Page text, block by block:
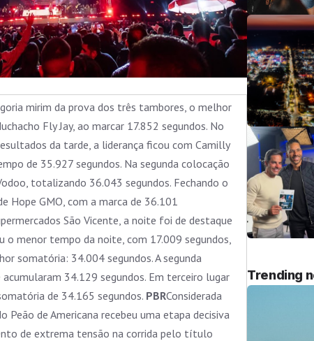
mirim da prova dos três tambores, o melhor
Fly Jay, ao marcar 17.852 segundos. No
da tarde, a liderança ficou com Camilly
de 35.927 segundos. Na segunda colocação
totalizando 36.043 segundos. Fechando o
Hope GMO, com a marca de 36.101
São Vicente, a noite foi de destaque
o menor tempo da noite, com 17.009 segundos,
somatória: 34.004 segundos. A segunda
34.129 segundos. Em terceiro lugar
de 34.165 segundos. PBRConsiderada
de Americana recebeu uma etapa decisiva
de extrema tensão na corrida pelo título
Trending